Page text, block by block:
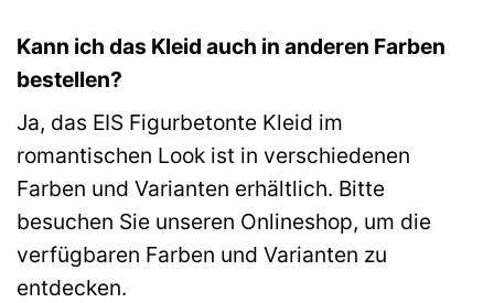
Kann ich das Kleid auch in anderen Farben
bestellen?
Ja, das EIS Figurbetonte Kleid im
romantischen Look ist in verschiedenen
Farben und Varianten erhältlich. Bitte
besuchen Sie unseren Onlineshop, um die
verfügbaren Farben und Varianten zu
entdecken.